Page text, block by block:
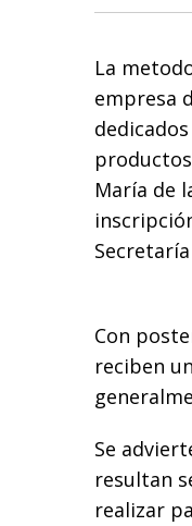
La
empresa
María de
Con
reciben
Se
resultan
realizar